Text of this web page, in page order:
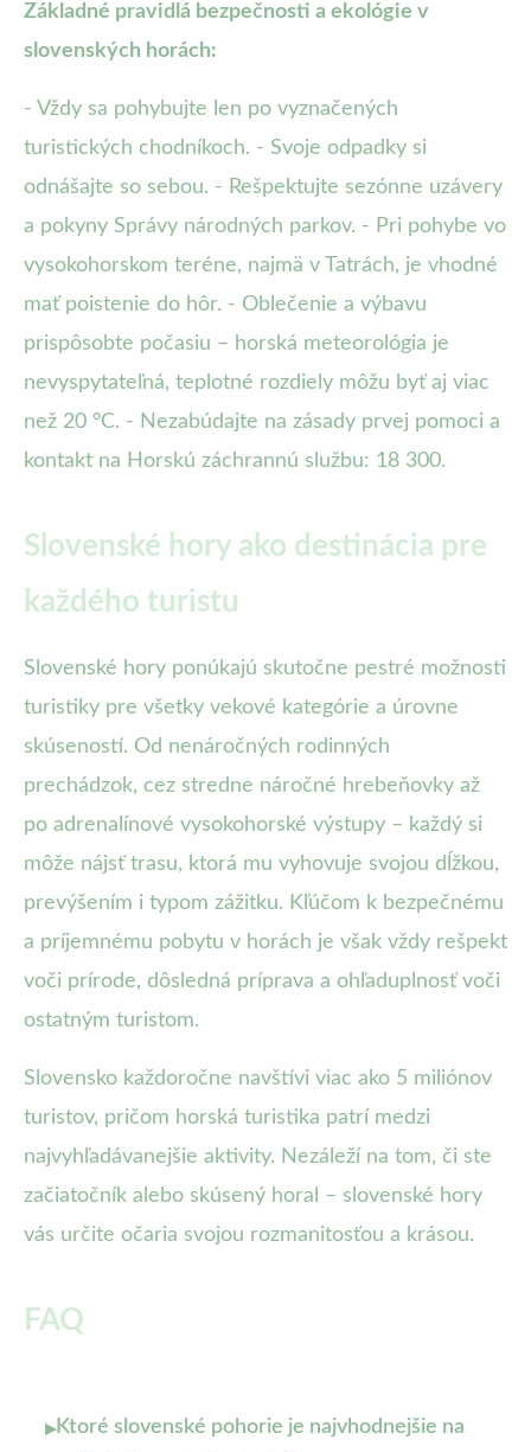
Základné pravidlá bezpečnosti a ekológie v
slovenských horách:
- Vždy sa pohybujte len po vyznačených
turistických chodníkoch. - Svoje odpadky si
odnášajte so sebou. - Rešpektujte sezónne uzávery
a pokyny Správy národných parkov. - Pri pohybe vo
vysokohorskom teréne, najmä v Tatrách, je vhodné
mať poistenie do hôr. - Oblečenie a výbavu
prispôsobte počasiu – horská meteorológia je
nevyspytateľná, teplotné rozdiely môžu byť aj viac
než 20 °C. - Nezabúdajte na zásady prvej pomoci a
kontakt na Horskú záchrannú službu: 18 300.
Slovenské hory ako destinácia pre
každého turistu
Slovenské hory ponúkajú skutočne pestré možnosti
turistiky pre všetky vekové kategórie a úrovne
skúseností. Od nenáročných rodinných
prechádzok, cez stredne náročné hrebeňovky až
po adrenalínové vysokohorské výstupy – každý si
môže nájsť trasu, ktorá mu vyhovuje svojou dĺžkou,
prevýšením i typom zážitku. Kľúčom k bezpečnému
a príjemnému pobytu v horách je však vždy rešpekt
voči prírode, dôsledná príprava a ohľaduplnosť voči
ostatným turistom.
Slovensko každoročne navštívi viac ako 5 miliónov
turistov, pričom horská turistika patrí medzi
najvyhľadávanejšie aktivity. Nezáleží na tom, či ste
začiatočník alebo skúsený horal – slovenské hory
vás určite očaria svojou rozmanitosťou a krásou.
FAQ
▸Ktoré slovenské pohorie je najvhodnejšie na